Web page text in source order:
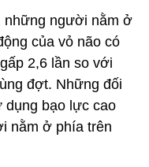
những người nằm ở
của vỏ não có
2,6 lần so với
đợt. Những đối
bạo lực cao
nằm ở phía trên